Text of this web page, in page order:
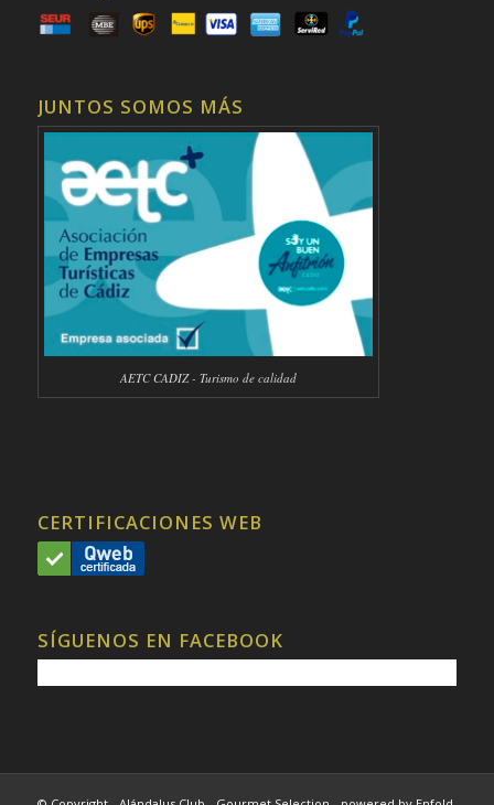
JUNTOS SOMOS MÁS
AETC CADIZ - Turismo de calidad
CERTIFICACIONES WEB
SÍGUENOS EN FACEBOOK